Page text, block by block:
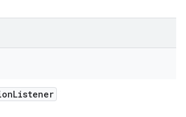
Listener